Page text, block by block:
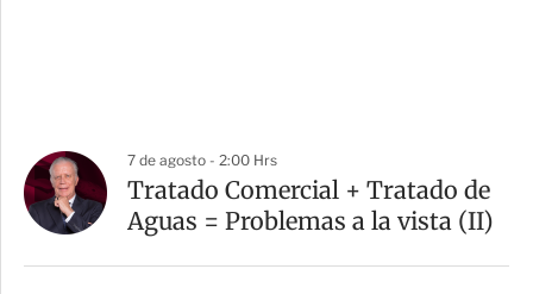
7 de agosto - 2:00 Hrs
Tratado Comercial + Tratado de
Aguas = Problemas a la vista (II)